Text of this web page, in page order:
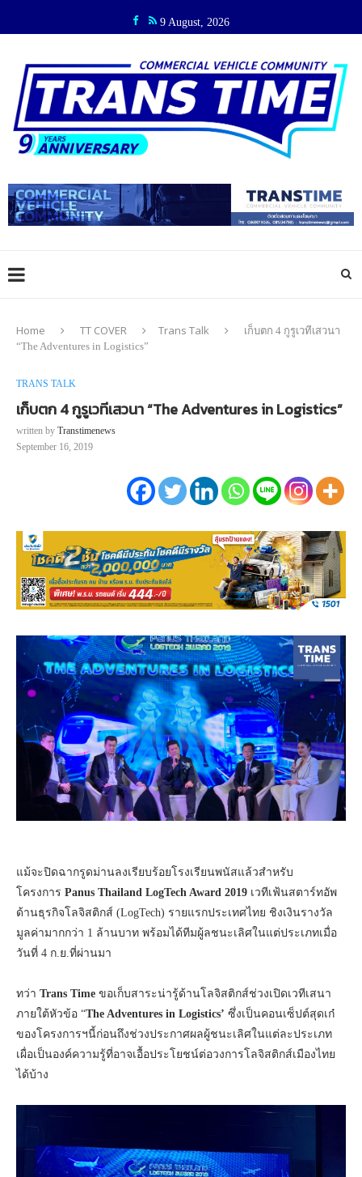
9 August, 2026
Home TT COVER Trans Talk
เก็บตก 4 กูรูเวทีเสวนา
“The Adventures in Logistics”
TRANS TALK
เก็บตก 4 กูรูเวทีเสวนา “The Adventures in Logistics”
written by Transtimenews
September 16, 2019
แม้จะปิดฉากรูดม่านลงเรียบร้อยโรงเรียนพนัสแล้วสำหรับ
โครงการ Panus Thailand LogTech Award 2019 เวทีเฟ้นสตาร์ทอัพ
ด้านธุรกิจโลจิสติกส์ (LogTech) รายแรกประเทศไทย ชิงเงินรางวัล
มูลค่ามากกว่า 1 ล้านบาท พร้อมได้ทีมผู้ลชนะเลิศในแต่ประเภทเมื่อ
วันที่ 4 ก.ย.ที่ผ่านมา
ทว่า Trans Time ขอเก็บสาระน่ารู้ด้านโลจิสติกส์ช่วงเปิดเวทีเสนา
ภายใต้หัวข้อ “The Adventures in Logistics’ ซึ่งเป็นคอนเซ็ปต์สุดเก๋
ของโครงการฯนี้ก่อนถึงช่วงประกาศผลผู้ชนะเลิศในแต่ละประเภท
เผื่อเป็นองค์ความรู้ที่อาจเอื้อประโยชน์ต่อวงการโลจิสติกส์เมืองไทย
ได้บ้าง